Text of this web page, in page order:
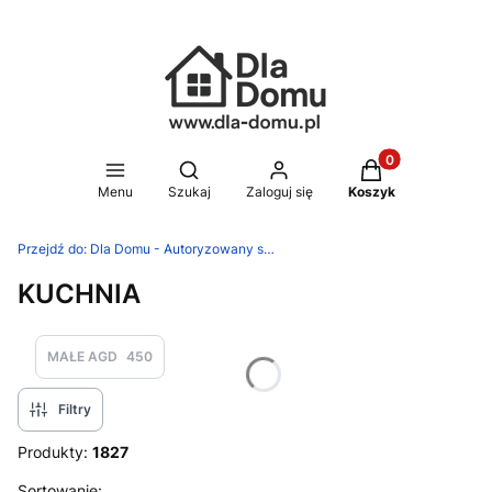
Menu
Otwórz wyszukiwarkę
Szukaj Zaloguj się
Produkty w
Koszyk
Przejdź do: Dla Domu - Autoryzowany sklep Silit, WMF, Zwilling
KUCHNIA
MAŁE AGD 450
Filtry
Produkty: 1827